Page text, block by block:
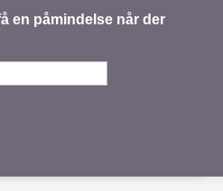
en påmindelse når der